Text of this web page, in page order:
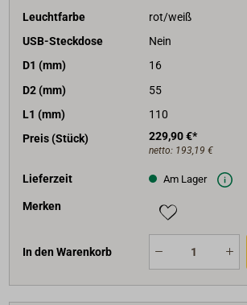
Leuchtfarbe
rot/weiß
USB-Steckdose
Nein
D1 (mm)
16
D2 (mm)
55
L1 (mm)
110
Preis (Stück)
229,90 €*
netto: 193,19 €
Lieferzeit Am Lager
Merken
In den Warenkorb